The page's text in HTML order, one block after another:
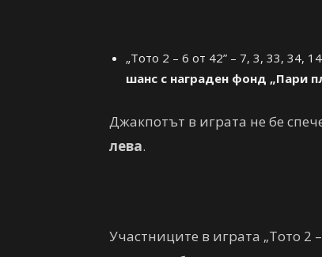
„Тото 2 – 6 от 42” – 7, 3, 33, 34,
шанс с награден фонд „Пари
Джакпотът в играта не бе
лева.
Участниците в играта „Тото 2